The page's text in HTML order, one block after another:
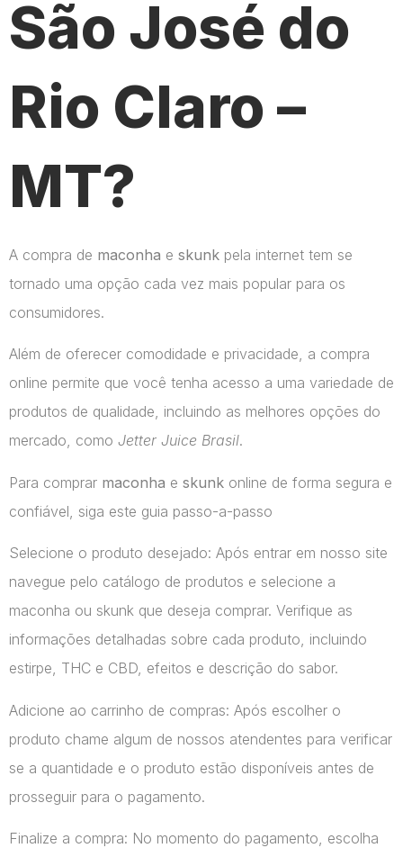
São José do
Rio Claro –
MT?
A compra de maconha e skunk pela internet tem se
tornado uma opção cada vez mais popular para os
consumidores.
Além de oferecer comodidade e privacidade, a compra
online permite que você tenha acesso a uma variedade de
produtos de qualidade, incluindo as melhores opções do
mercado, como Jetter Juice Brasil.
Para comprar maconha e skunk online de forma segura e
confiável, siga este guia passo-a-passo
Selecione o produto desejado: Após entrar em nosso site
navegue pelo catálogo de produtos e selecione a
maconha ou skunk que deseja comprar. Verifique as
informações detalhadas sobre cada produto, incluindo
estirpe, THC e CBD, efeitos e descrição do sabor.
Adicione ao carrinho de compras: Após escolher o
produto chame algum de nossos atendentes para verificar
se a quantidade e o produto estão disponíveis antes de
prosseguir para o pagamento.
Finalize a compra: No momento do pagamento, escolha